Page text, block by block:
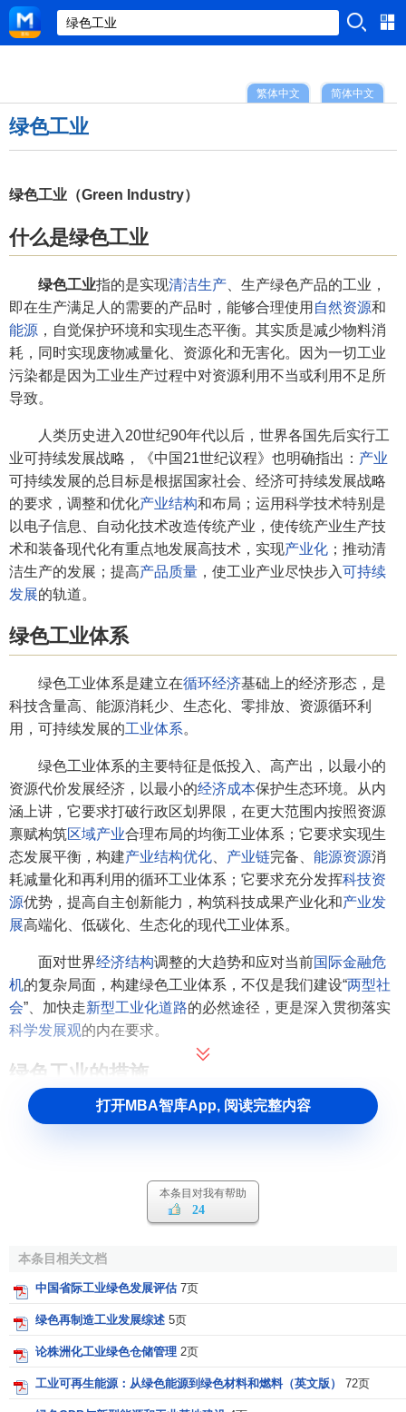
简体中文
繁体中文
绿色工业
绿色工业（Green Industry）
什么是绿色工业
绿色工业指的是实现清洁生产 、生产绿色产品的工业，
即在生产满足人的需要的产品时，能够合理使用 自然资源和
能源 ，自觉保护环境和实现生态平衡。其实质是减少物料消
耗，同时实现废物减量化、资源化和无害化。因为一切工业
污染都是因为工业生产过程中对资源利用不当或利用不足所
导致。
人类历史进入20世纪90年代以后，世界各国先后实行工
业可持续发展战略，《中国21世纪议程》也明确指出： 产业
可持续发展的总目标是根据国家社会、经济可持续发展战略
的要求，调整和优化产业结构和布局；运用科学技术特别是
以电子信息、自动化技术改造传统产业，使传统产业生产技
术和装备现代化有重点地发展高技术，实现产业化 ；推动清
洁生产的发展；提高产品质量 ，使工业产业尽快步入可持续
发展的轨道。
绿色工业体系
绿色工业体系是建立在循环经济基础上的经济形态，是
科技含量高、能源消耗少、生态化、零排放、资源循环利
用，可持续发展的工业体系。
绿色工业体系的主要特征是低投入、高产出，以最小的
资源代价发展经济，以最小的经济成本保护生态环境。从内
涵上讲，它要求打破行政区划界限，在更大范围内按照资源
禀赋构筑区域产业合理布局的均衡工业体系；它要求实现生
态发展平衡，构建产业结构优化 产业链完备、 能源资源消
耗减量化和再利用的循环工业体系；它要求充分发挥科技资
源优势，提高自主创新能力，构筑科技成果产业化和产业发
展高端化、低碳化、生态化的现代工业体系。
面对世界经济结构调整的大趋势和应对当前国际金融危
机的复杂局面，构建绿色工业体系，不仅是我们建设“两型社
会”、加快走新型工业化道路的必然途径，更是深入贯彻落实
科学发展观的内在要求。
绿色工业的措施
1、改善工业结构和布局。
由于产业生产和地区经济布局
是对于生产废弃物的处理，由于分散，无法实现经济的再回
收、利用、处理。因此必须制定区域经济发展规划和地区
则，进行工业布局
济联合和专业化协作 ，打破
海、沿江、沿交通干线、沿边疆中心城市为依据，带动大的
经济区域发展的互补式工业产业格局，特别要注意发展技术
层次高、附加值高、技术含量高、能源和
必须下决心加速淘汰技术工艺落后、能源和原材料消耗
打开MBA智库App, 阅读完整内容
本条目对我有帮助
24
本条目相关文档
中国省际工业绿色发展评估 7页
绿色再制造工业发展综述 5页
论株洲化工业绿色仓储管理 2页
工业可再生能源：从绿色能源到绿色材料和燃料（英文版） 72页